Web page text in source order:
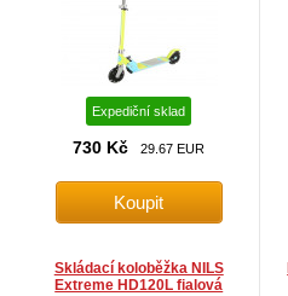
Expediční sklad
730 Kč 29.67 EUR
Skládací koloběžka NILS
Extreme HD120L fialová